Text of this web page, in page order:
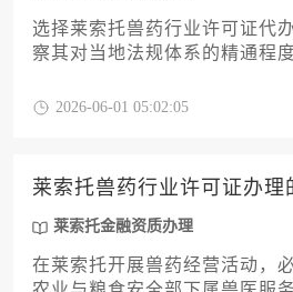
选择莱索托兽药行业许可证代
察其对当地法规体系的精通程
的全链条服务。一家可靠的机
2026-06-01 05:02:05
莱索托兽药行业许可证办理
莱索托金融资质办理
在莱索托开展兽药经营活动，